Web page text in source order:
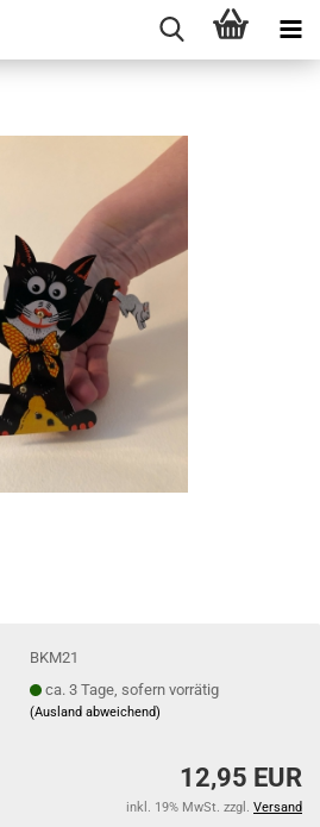
BKM21
ca. 3 Tage, sofern vorrätig
(Ausland abweichend)
12,95 EUR
inkl. 19% MwSt. zzgl. Versand